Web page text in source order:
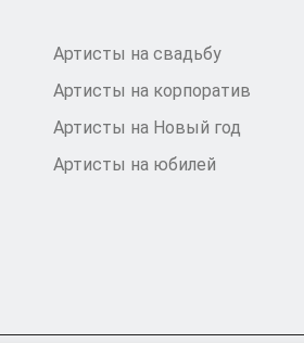
Артисты на свадьбу
Артисты на корпоратив
Артисты на Новый год
Артисты на юбилей